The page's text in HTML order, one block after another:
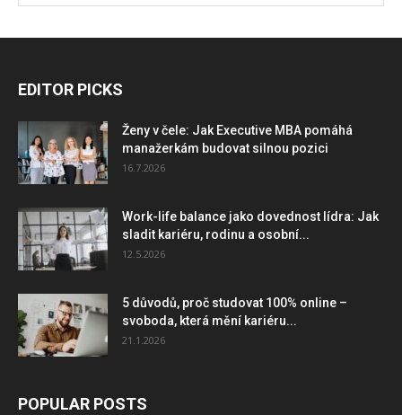
EDITOR PICKS
Ženy v čele: Jak Executive MBA pomáhá
manažerkám budovat silnou pozici
16.7.2026
Work-life balance jako dovednost lídra: Jak
sladit kariéru, rodinu a osobní...
12.5.2026
5 důvodů, proč studovat 100% online –
svoboda, která mění kariéru...
21.1.2026
POPULAR POSTS